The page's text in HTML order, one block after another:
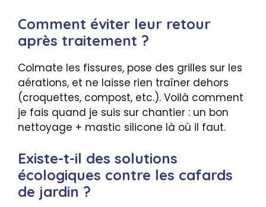
Comment éviter leur retour
après traitement ?
Colmate les fissures, pose des grilles sur les
aérations, et ne laisse rien traîner dehors
(croquettes, compost, etc.). Voilà comment
je fais quand je suis sur chantier : un bon
nettoyage + mastic silicone là où il faut.
Existe-t-il des solutions
écologiques contre les cafards
de jardin ?